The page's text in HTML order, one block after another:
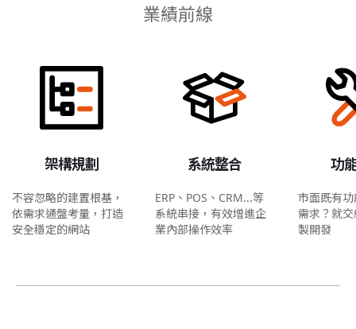
業績前線
架構規劃
不容忽略的建置根基，
依需求通盤考量，打造
安全穩定的網站
系統整合
ERP、POS、CRM...等
系統串接，有效增進企
業內部操作效率
功
市面既有
需求？就
製開發